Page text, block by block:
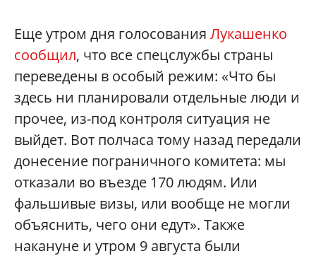
Еще утром дня голосования Лукашенко
сообщил, что все спецслужбы страны
переведены в особый режим: «Что бы
здесь ни планировали отдельные люди и
прочее, из-под контроля ситуация не
выйдет. Вот полчаса тому назад передали
донесение пограничного комитета: мы
отказали во въезде 170 людям. Или
фальшивые визы, или вообще не могли
объяснить, чего они едут». Также
накануне и утром 9 августа были